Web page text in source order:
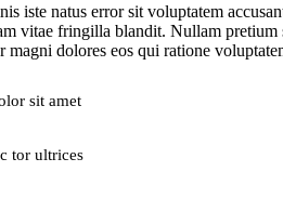
iste natus error sit voluptatem
vitae fringilla blandit. Nullam
magni dolores eos qui ratione
sit amet
tor ultrices